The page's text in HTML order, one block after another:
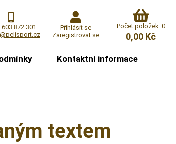
603 872 301
Přihlásit se
Zaregistrovat se
Počet položek: 0
0,00 Kč
Kontaktní informace
textem